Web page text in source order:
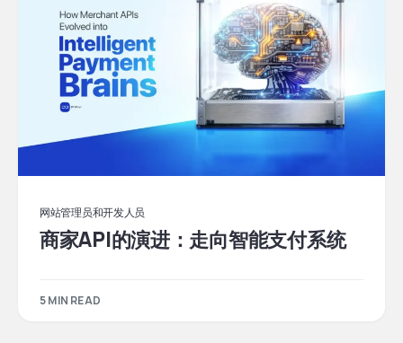
网站管理员和开发人员
商家API的演进：走向智能支付系统
5 MIN READ